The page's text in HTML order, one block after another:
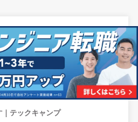
テックキャンプ